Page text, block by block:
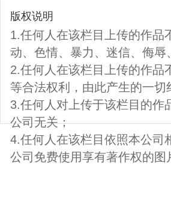
版权说明
1.任何人在该栏目上传的作品
动、色情、暴力、迷信、侮
2.任何人在该栏目上传的作品
等合法权利，由此产生的一
3.任何人对上传于该栏目的作
公司无关；
4.任何人在该栏目依照本公司
公司免费使用享有著作权的